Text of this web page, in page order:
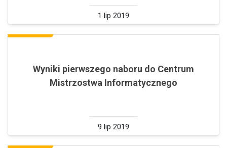
1 lip 2019
Wyniki pierwszego naboru do Centrum
Mistrzostwa Informatycznego
9 lip 2019